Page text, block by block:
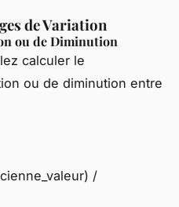
de Variation
ou de Diminution
calculer le
ou de diminution entre
/